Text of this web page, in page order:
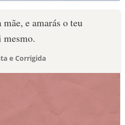
e amarás o teu
e Corrigida